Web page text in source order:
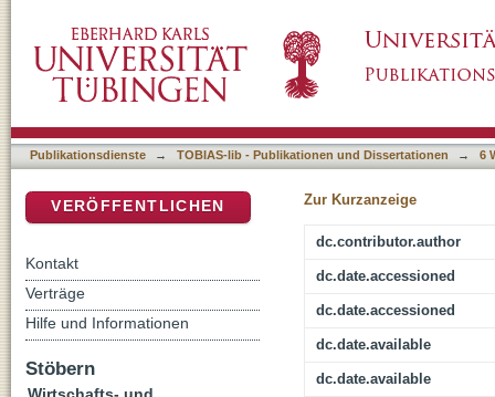
Publikationsdienste → TOBIAS-lib - Publikationen und Dissertationen → 6
Zur Kurzanzeige
dc.contributor.author
dc.date.accessioned
dc.date.accessioned
dc.date.available
dc.date.available
VERÖFFENTLICHEN
Kontakt
Verträge
Hilfe und Informationen
Stöbern